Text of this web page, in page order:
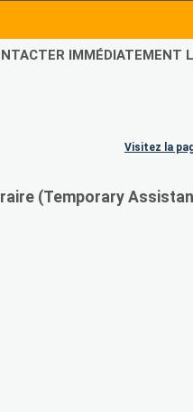
IMMÉDIATEMENT
Visitez la
(Temporary